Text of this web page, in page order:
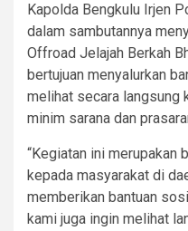
Kapolda Bengkulu Irjen
dalam sambutannya
Offroad Jelajah Berkah
bertujuan menyalurkan
melihat secara langsung
minim sarana dan
“Kegiatan ini merupakan
kepada masyarakat di
memberikan bantuan
kami juga ingin melihat